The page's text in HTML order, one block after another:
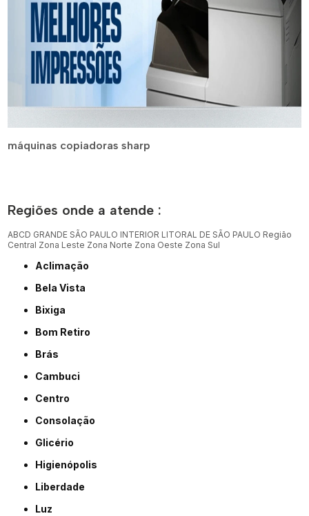
máquinas copiadoras sharp
Regiões onde a atende :
ABCD GRANDE SÃO PAULO INTERIOR LITORAL DE SÃO PAULO Região
Central Zona Leste Zona Norte Zona Oeste Zona Sul
Aclimação
Bela Vista
Bixiga
Bom Retiro
Brás
Cambuci
Centro
Consolação
Glicério
Higienópolis
Liberdade
Luz